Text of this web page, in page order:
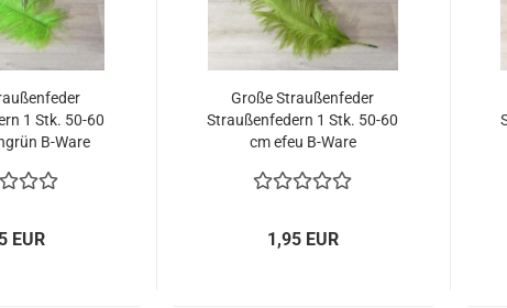
1 Stk. 50-60
B-Ware
EUR
Große Straußenfeder
Straußenfedern 1 Stk. 50-60
cm efeu B-Ware
1,95 EUR